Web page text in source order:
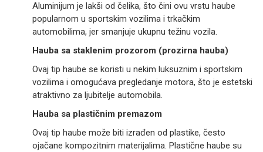
Aluminijum je lakši od čelika, što čini ovu vrstu haube
popularnom u sportskim vozilima i trkačkim
automobilima, jer smanjuje ukupnu težinu vozila.
Hauba sa staklenim prozorom (prozirna hauba)
Ovaj tip haube se koristi u nekim luksuznim i sportskim
vozilima i omogućava pregledanje motora, što je estetski
atraktivno za ljubitelje automobila.
Hauba sa plastičnim premazom
Ovaj tip haube može biti izrađen od plastike, često
ojačane kompozitnim materijalima. Plastične haube su